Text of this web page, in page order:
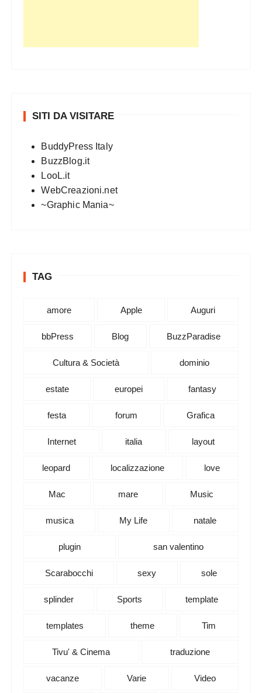
SITI DA VISITARE
BuddyPress Italy
BuzzBlog.it
LooL.it
WebCreazioni.net
~Graphic Mania~
TAG
amore Apple Auguri
bbPress Blog BuzzParadise
Cultura & Società dominio
estate europei fantasy
festa forum Grafica
Internet italia layout
leopard localizzazione love
Mac mare Music
musica My Life natale
plugin san valentino
Scarabocchi sexy sole
splinder Sports template
templates theme Tim
Tivu' & Cinema traduzione
vacanze Varie Video